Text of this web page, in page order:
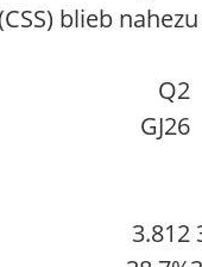
blieb nahezu
Q2
GJ26
3.812